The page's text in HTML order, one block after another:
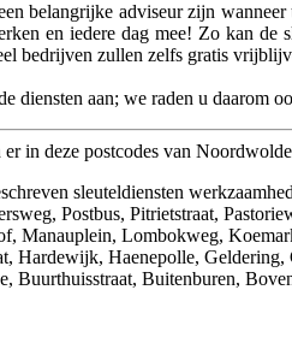
belangrijke adviseur zijn
en iedere dag mee! Zo kan de
bedrijven zullen zelfs gratis
diensten aan; we raden u daarom
in deze postcodes van
sleuteldiensten
Postbus, Pitrietstraat,
Manauplein, Lombokweg,
Hardewijk, Haenepolle,
Buurthuisstraat, Buitenburen,